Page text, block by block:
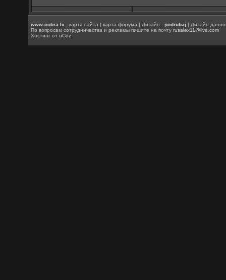
www.cobra.lv -карта сайта |карта форума | Дизайн -podrubaj | Дизайн
По вопросам сотрудничества и рекламы пишите на почтуrusalex11@live.com
Хостинг отuCoz